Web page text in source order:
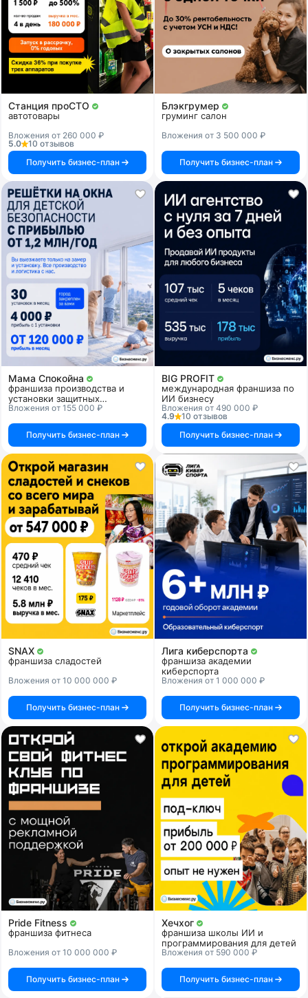
Станция проСТО
автотовары
Вложения от 260 000 ₽
5.0
10 отзывов
Получить бизнес-план
Блэкгрумер
груминг салон
Вложения от 3 500 000 ₽
Получить бизнес-план
Мама Спокойна
франшиза производства и
установки защитных
прозрачных решеток для
Вложения от 155 000 ₽
Получить бизнес-план
BIG PROFIT
международная франшиза по
ИИ бизнесу
Вложения от 490 000 ₽
4.9
10 отзывов
Получить бизнес-план
SNAX
франшиза сладостей
Вложения от 10 000 000 ₽
Получить бизнес-план
Лига киберспорта
франшиза академии
киберспорта
Вложения от 1 000 000 ₽
Получить бизнес-план
Pride Fitness
франшиза фитнеса
Вложения от 10 000 000 ₽
Получить бизнес-план
Хечхог
франшиза школы ИИ и
программирования для детей
Вложения от 590 000 ₽
Получить бизнес-план